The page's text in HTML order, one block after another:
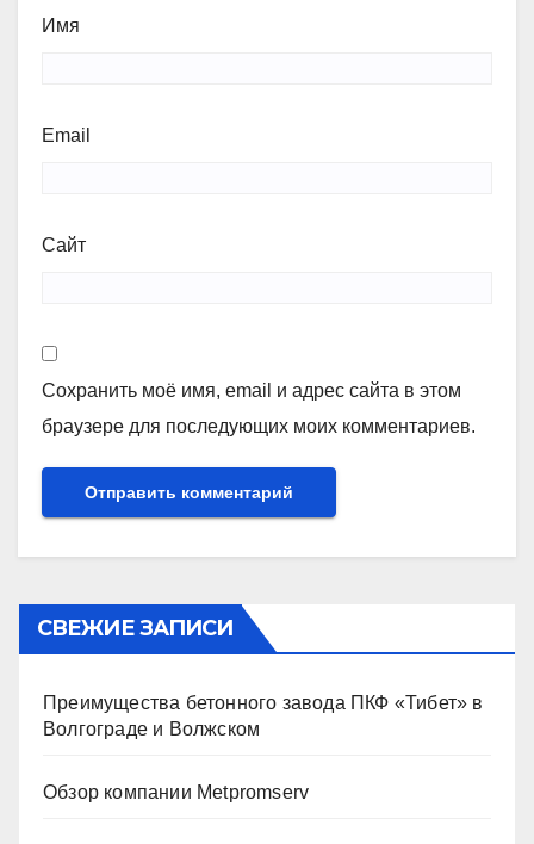
Имя
Email
Сайт
Сохранить моё имя, email и адрес сайта в этом
браузере для последующих моих комментариев.
СВЕЖИЕ ЗАПИСИ
Преимущества бетонного завода ПКФ «Тибет» в
Волгограде и Волжском
Обзор компании Metpromserv